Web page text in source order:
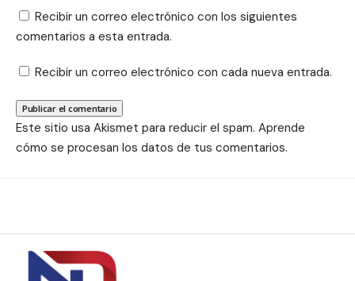
Recibir un correo electrónico con los siguientes
comentarios a esta entrada.
Recibir un correo electrónico con cada nueva entrada.
Este sitio usa Akismet para reducir el spam. Aprende
cómo se procesan los datos de tus comentarios.